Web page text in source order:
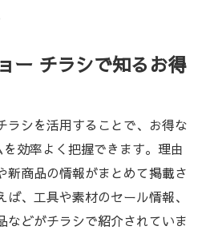
る自分だけのリフォーム術
が押さえるべき基本知識
ョー チラシで学ぶDIYの基
ー チラシで知るお得
ラシを活用することで、お得な
効率よく把握できます。理由
新商品の情報がまとめて掲載さ
、工具や素材のセール情報、
などがチラシで紹介されていま